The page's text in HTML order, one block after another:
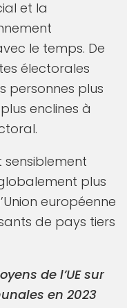
et la
le temps. De
électorales
personnes plus
enclines à
sensiblement
plus
européenne
de pays tiers
de l’UE sur
en 2023